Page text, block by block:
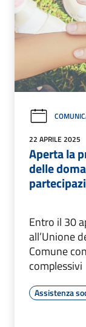
22 APRILE 2025
Aperta la
delle
Entro il 30
all’Unione
Comune
complessivi
Assistenza